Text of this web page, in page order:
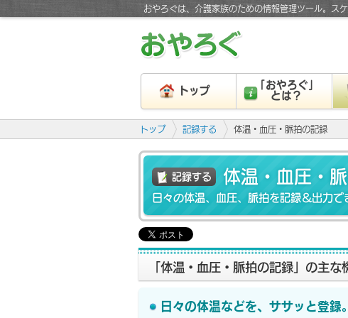
おやろぐは、介護家族のための情報管理ツール。ス
トップ
「おやろぐ」
とは？
トップ 記録する 体温・血圧・脈拍の記録
記録する 体温・血圧・
日々の体温、血圧、脈拍を記録＆出力で
「体温・血圧・脈拍の記録」の主な
日々の体温などを、ササッと登録。